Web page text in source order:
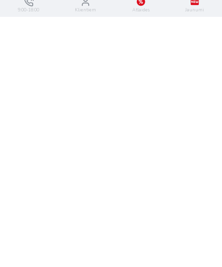
9:00-18:00 Klientiem Atlaides Jaunumi